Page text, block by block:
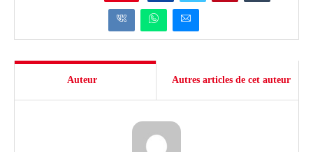
Auteur Autres articles de cet auteur